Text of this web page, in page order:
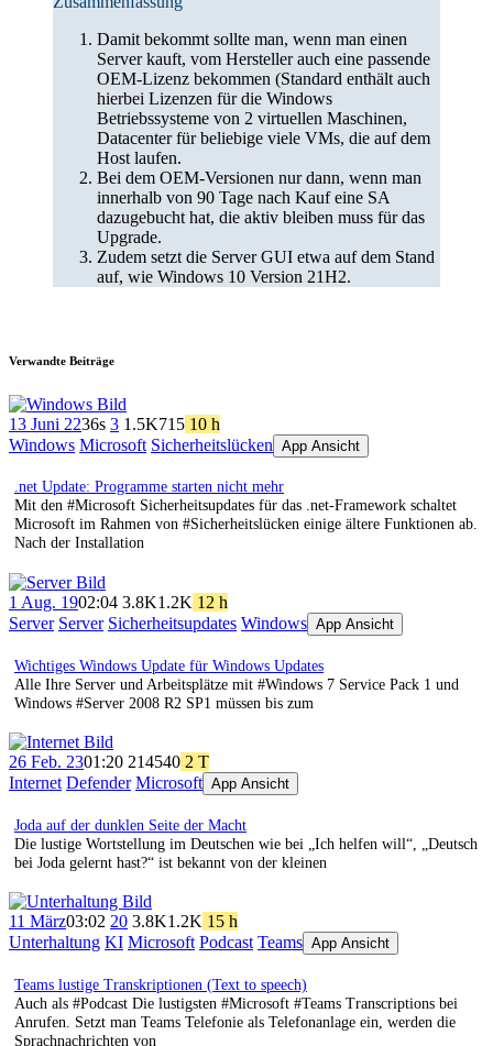
Damit bekommt sollte man, wenn man einen
Server kauft, vom Hersteller auch eine passende
OEM-Lizenz bekommen (Standard enthält auch
hierbei Lizenzen für die Windows
Betriebssysteme von 2 virtuellen Maschinen,
Datacenter für beliebige viele VMs, die auf dem
Host laufen.
Bei dem OEM-Versionen nur dann, wenn man
innerhalb von 90 Tage nach Kauf eine SA
dazugebucht hat, die aktiv bleiben muss für das
Upgrade.
Zudem setzt die Server GUI etwa auf dem Stand
auf, wie Windows 10 Version 21H2.
Verwandte Beiträge
13 Juni 2236s 3 1.5K715 10 h
Windows Microsoft Sicherheitslücken App Ansicht
.net Update: Programme starten nicht mehr
Mit den #Microsoft Sicherheitsupdates für das .net-Framework schaltet
Microsoft im Rahmen von #Sicherheitslücken einige ältere Funktionen ab.
‎Nach der Installation
1 Aug. 1902:04 3.8K1.2K 12 h
Server Server Sicherheitsupdates Windows App Ansicht
Wichtiges Windows Update für Windows Updates
Alle Ihre Server und Arbeitsplätze mit #Windows 7 Service Pack 1 und
Windows #Server 2008 R2 SP1 müssen bis zum
26 Feb. 2301:20 214540 2 T
Internet Defender Microsoft App Ansicht
Joda auf der dunklen Seite der Macht
Die lustige Wortstellung im Deutschen wie bei „Ich helfen will“, „Deutsch
bei Joda gelernt hast?“ ist bekannt von der kleinen
11 März03:02 20 3.8K1.2K 15 h
Unterhaltung KI Microsoft Podcast Teams App Ansicht
Teams lustige Transkriptionen (Text to speech)
Auch als #Podcast Die lustigsten #Microsoft #Teams Transcriptions bei
Anrufen. Setzt man Teams Telefonie als Telefonanlage ein, werden die
Sprachnachrichten von